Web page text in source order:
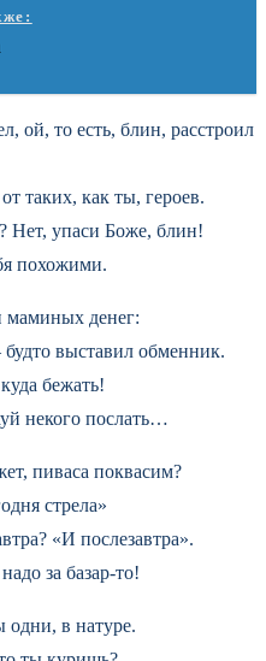
ой, то есть, блин, расстроил
таких, как ты, героев.
Нет, упаси Боже, блин!
похожими.
маминых денег:
выставил обменник.
бежать!
некого послать…
пиваса поквасим?
стрела»
«И послезавтра».
за базар-то!
в натуре.